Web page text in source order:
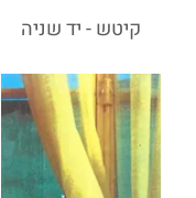
קיטש - יד שניה